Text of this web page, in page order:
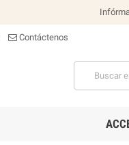
Contáctenos